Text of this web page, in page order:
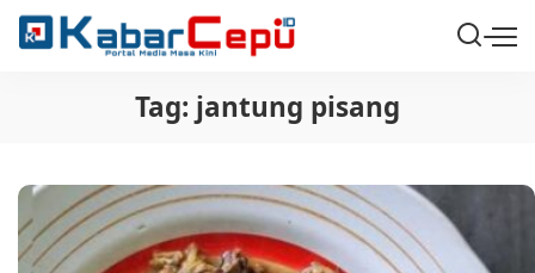
Tag: jantung pisang